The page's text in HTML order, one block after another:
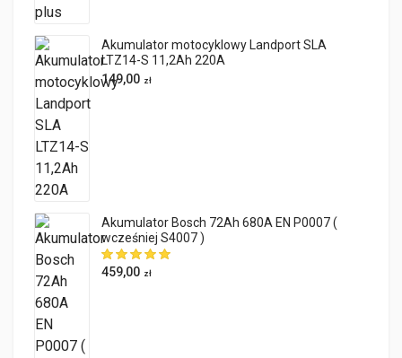
Akumulator motocyklowy Landport SLA
LTZ14-S 11,2Ah 220A
149,00 zł
Akumulator Bosch 72Ah 680A EN P0007 (
wcześniej S4007 )
459,00 zł